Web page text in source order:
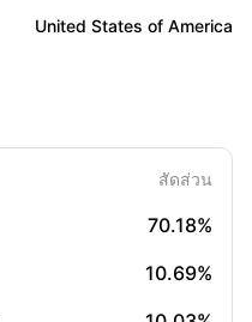
United States of America
สัดส่วน
70.18%
10.69%